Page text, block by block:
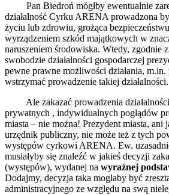
Pan Biedroń mógłby ewentualnie
działalność Cyrku ARENA prowadzona
życiu lub zdrowiu, grożąca
wyrządzeniem szkód majątkowych w
naruszeniem środowiska. Wtedy, zgodnie
swobodzie działalności gospodarczej
pewne prawne możliwości działania, m.in.
wstrzymać prowadzenie takiej działalności.
Ale zakazać prowadzenia działalności
prywatnych , indywidualnych poglądów
miasta – nie można! Prezydent miasta,
urzędnik publiczny, nie może też z tych
występów cyrkowi ARENA. Ew.
musiałyby się znaleźć w jakieś decyzji
(występów), wydanej na wyraźnej
Dodajmy, decyzja taka mogłaby być
administracyjnego ze względu na swą